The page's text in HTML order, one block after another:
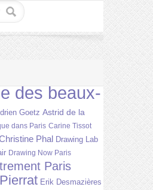
des beaux-
Goetz Astrid de la
dans Paris Carine Tissot
Phal Drawing Lab
Drawing Now Paris
Paris
Erik Desmazières